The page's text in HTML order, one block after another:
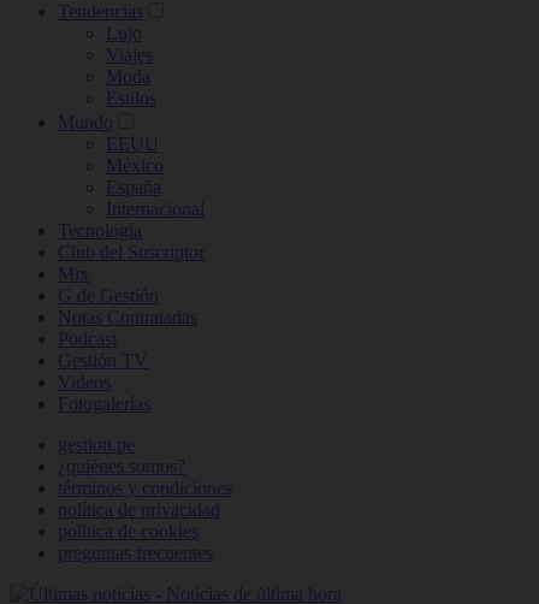
Tendencias
Lujo
Viajes
Moda
Estilos
Mundo
EEUU
México
España
Internacional
Tecnología
Club del Suscriptor
Mix
G de Gestión
Notas Contratadas
Podcast
Gestión TV
Videos
Fotogalerías
gestion.pe
¿quiénes somos?
términos y condiciones
política de privacidad
politica de cookies
preguntas frecuentes